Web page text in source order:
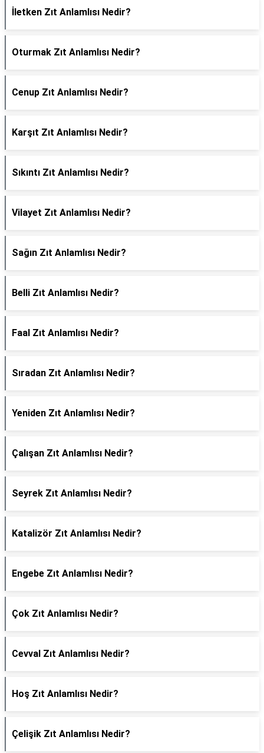
İletken Zıt Anlamlısı Nedir?
Oturmak Zıt Anlamlısı Nedir?
Cenup Zıt Anlamlısı Nedir?
Karşıt Zıt Anlamlısı Nedir?
Sıkıntı Zıt Anlamlısı Nedir?
Vilayet Zıt Anlamlısı Nedir?
Sağın Zıt Anlamlısı Nedir?
Belli Zıt Anlamlısı Nedir?
Faal Zıt Anlamlısı Nedir?
Sıradan Zıt Anlamlısı Nedir?
Yeniden Zıt Anlamlısı Nedir?
Çalışan Zıt Anlamlısı Nedir?
Seyrek Zıt Anlamlısı Nedir?
Katalizör Zıt Anlamlısı Nedir?
Engebe Zıt Anlamlısı Nedir?
Çok Zıt Anlamlısı Nedir?
Cevval Zıt Anlamlısı Nedir?
Hoş Zıt Anlamlısı Nedir?
Çelişik Zıt Anlamlısı Nedir?